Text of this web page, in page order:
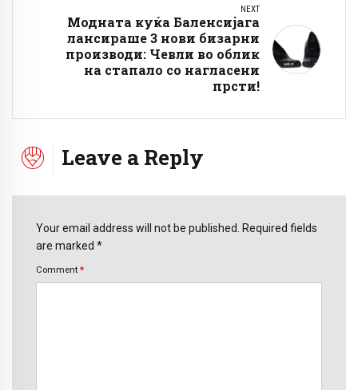
NEXT
Модната куќа Баленсијага
лансираше 3 нови бизарни
производи: Чевли во облик
на стапало со нагласени
прсти!
Leave a Reply
Your email address will not be published. Required fields
are marked *
Comment *